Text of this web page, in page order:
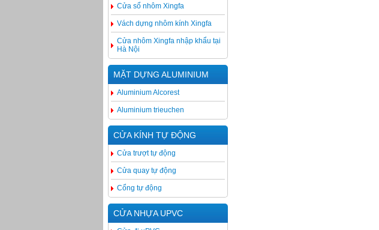
Cửa sổ nhôm Xingfa
Vách dựng nhôm kính Xingfa
Cửa nhôm Xingfa nhập khẩu tại
Hà Nội
MẶT DỰNG ALUMINIUM
Aluminium Alcorest
Aluminium trieuchen
CỬA KÍNH TỰ ĐỘNG
Cửa trượt tự động
Cửa quay tự động
Cổng tự động
CỬA NHỰA UPVC